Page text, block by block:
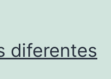
diferentes